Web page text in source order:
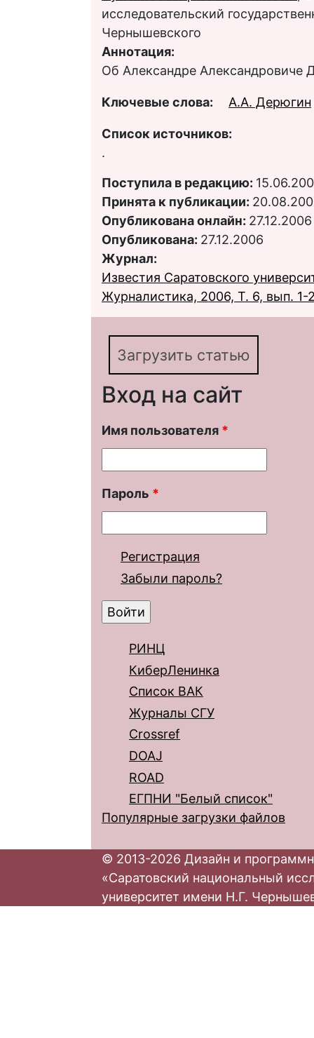
исследовательский
Чернышевского
Аннотация:
Об Александре Александровиче
Ключевые слова: А.А. Дерюгин
Список источников:
.
Поступила в редакцию:
Принята к публикации:
Опубликована онлайн: 27.12.2006
Опубликована: 27.12.2006
Журнал:
Известия Саратовского
Журналистика, 2006, Т. 6, вып. 1-
Загрузить статью
Вход на сайт
Имя пользователя *
Пароль *
Регистрация
Забыли пароль?
РИНЦ
КиберЛенинка
Список ВАК
Журналы СГУ
Crossref
DOAJ
ROAD
ЕГПНИ "Белый список"
Популярные загрузки файлов
© 2013-2026 Дизайн и
«Саратовский национальный
университет имени Н.Г.